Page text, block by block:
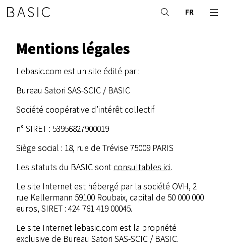
FR
Mentions légales
Lebasic.com est un site édité par :
Bureau Satori SAS-SCIC / BASIC
Société coopérative d’intérêt collectif
n° SIRET : 53956827900019
Siège social : 18, rue de Trévise 75009 PARIS
Les statuts du BASIC sont consultables ici.
Le site Internet est hébergé par la société OVH, 2
rue Kellermann 59100 Roubaix, capital de 50 000 000
euros, SIRET : 424 761 419 00045.
Le site Internet lebasic.com est la propriété
exclusive de Bureau Satori SAS-SCIC / BASIC.